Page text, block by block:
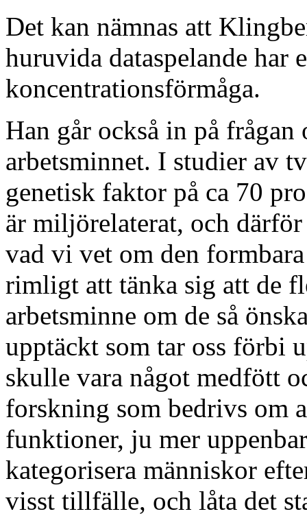
Det kan nämnas att
huruvida dataspelande har
koncentrationsförmåga.
Han går också in på
arbetsminnet. I studier av
genetisk faktor på ca 70
är miljörelaterat, och
vad vi vet om den
rimligt att tänka sig att de
arbetsminne om de så
upptäckt som tar oss förbi
skulle vara något medfött
forskning som bedrivs om
funktioner, ju mer
kategorisera människor
visst tillfälle, och låta det